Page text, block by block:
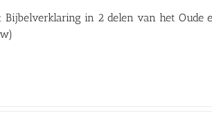
Bijbelverklaring in 2 delen van het Oude